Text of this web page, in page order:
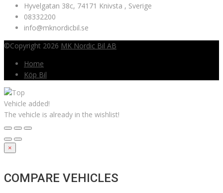
Hyvelgatan 38c, 74171 Knivsta , Sverige
08332200
info@mknordicbil.se
©Copyright 2026 MK Nordic Bil AB
Home
Köp Bil
Vehicle added!
The vehicle is already in the wishlist!
×
COMPARE VEHICLES